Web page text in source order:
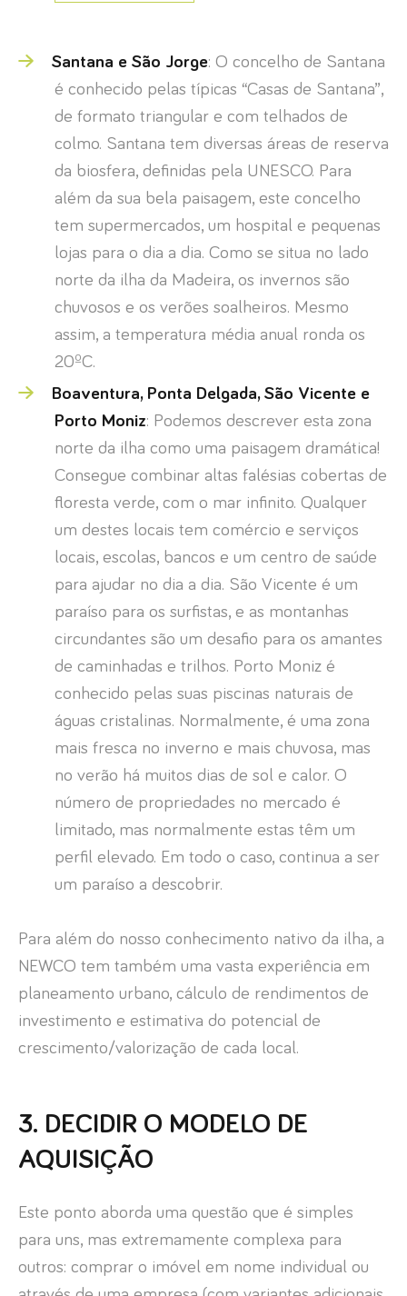
Santana e São Jorge: O concelho de Santana
é conhecido pelas típicas “Casas de Santana”,
de formato triangular e com telhados de
colmo. Santana tem diversas áreas de reserva
da biosfera, definidas pela UNESCO. Para
além da sua bela paisagem, este concelho
tem supermercados, um hospital e pequenas
lojas para o dia a dia. Como se situa no lado
norte da ilha da Madeira, os invernos são
chuvosos e os verões soalheiros. Mesmo
assim, a temperatura média anual ronda os
20ºC.
Boaventura, Ponta Delgada, São Vicente e
Porto Moniz: Podemos descrever esta zona
norte da ilha como uma paisagem dramática!
Consegue combinar altas falésias cobertas de
floresta verde, com o mar infinito. Qualquer
um destes locais tem comércio e serviços
locais, escolas, bancos e um centro de saúde
para ajudar no dia a dia. São Vicente é um
paraíso para os surfistas, e as montanhas
circundantes são um desafio para os amantes
de caminhadas e trilhos. Porto Moniz é
conhecido pelas suas piscinas naturais de
águas cristalinas. Normalmente, é uma zona
mais fresca no inverno e mais chuvosa, mas
no verão há muitos dias de sol e calor. O
número de propriedades no mercado é
limitado, mas normalmente estas têm um
perfil elevado. Em todo o caso, continua a ser
um paraíso a descobrir.
Para além do nosso conhecimento nativo da ilha, a
NEWCO tem também uma vasta experiência em
planeamento urbano, cálculo de rendimentos de
investimento e estimativa do potencial de
crescimento/valorização de cada local.
3. DECIDIR O MODELO DE
AQUISIÇÃO
Este ponto aborda uma questão que é simples
para uns, mas extremamente complexa para
outros: comprar o imóvel em nome individual ou